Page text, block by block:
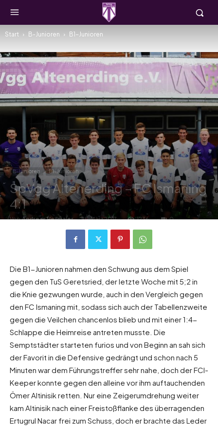
Start B-Junioren B1-Junioren
B-Junioren B1-Junioren
SpVgg Altenerding – FC Ismaning
4:1
Von Andreas Heilmaier - 25. März 2017 1236 0
Die B1-Junioren nahmen den Schwung aus dem Spiel
gegen den TuS Geretsried, der letzte Woche mit 5;2 in
die Knie gezwungen wurde, auch in den Vergleich gegen
den FC Ismaning mit, sodass sich auch der Tabellenzweite
gegen die Veilchen chancenlos blieb und mit einer 1:4-
Schlappe die Heimreise antreten musste. Die
Semptstädter starteten furios und von Beginn an sah sich
der Favorit in die Defensive gedrängt und schon nach 5
Minuten war dem Führungstreffer sehr nahe, doch der FCI-
Keeper konnte gegen den alleine vor ihm auftauchenden
Ömer Altinisik retten. Nur eine Zeigerumdrehung weiter
kam Altinisik nach einer Freistoßflanke des überragenden
Ertugrul Nacar frei zum Schuss, doch er brachte das Leder